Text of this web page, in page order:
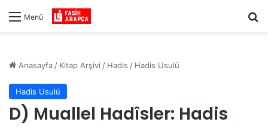
Menü
Anasayfa / Kitap Arşivi / Hadis / Hadis Usulü
Hadis Usulü
D) Muallel Hadîsler: Hadis